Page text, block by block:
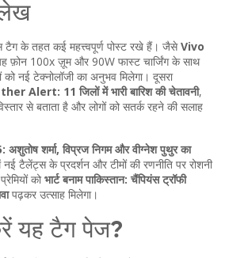
लेख
टैग के तहत कई महत्त्वपूर्ण पोस्ट रखे हैं। जैसेVivo
फ़ोन 100x ज़ूम और 90W फास्ट चार्जिंग के साथ
को नई टेक्नोलॉजी का अनुभव मिलेगा। दूसरा
Alert: 11 जिलों में भारी बारिश की चेतावनी,
से बताता है और लोगों को सतर्क रहने की सलाह
शर्मा, विप्रज निगम और वीग्नेश पुथुर का
टैलेंट्स के प्रदर्शन और टीमों की रणनीति पर रोशनी
कोभार्ट बनाम पाकिस्तान: चैंपियंस ट्रॉफी
पढ़कर उत्साह मिलेगा।
यह टैग पेज?